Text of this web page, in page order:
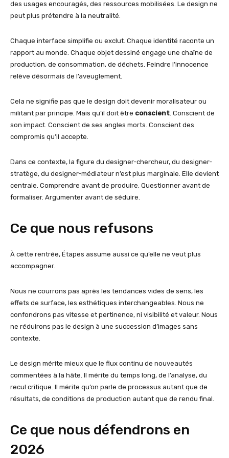
des usages encouragés, des ressources mobilisées. Le design ne
peut plus prétendre à la neutralité.
Chaque interface simplifie ou exclut. Chaque identité raconte un
rapport au monde. Chaque objet dessiné engage une chaîne de
production, de consommation, de déchets. Feindre l’innocence
relève désormais de l’aveuglement.
Cela ne signifie pas que le design doit devenir moralisateur ou
militant par principe. Mais qu’il doit être conscient. Conscient de
son impact. Conscient de ses angles morts. Conscient des
compromis qu’il accepte.
Dans ce contexte, la figure du designer-chercheur, du designer-
stratège, du designer-médiateur n’est plus marginale. Elle devient
centrale. Comprendre avant de produire. Questionner avant de
formaliser. Argumenter avant de séduire.
Ce que nous refusons
À cette rentrée, Étapes assume aussi ce qu’elle ne veut plus
accompagner.
Nous ne courrons pas après les tendances vides de sens, les
effets de surface, les esthétiques interchangeables. Nous ne
confondrons pas vitesse et pertinence, ni visibilité et valeur. Nous
ne réduirons pas le design à une succession d’images sans
contexte.
Le design mérite mieux que le flux continu de nouveautés
commentées à la hâte. Il mérite du temps long, de l’analyse, du
recul critique. Il mérite qu’on parle de processus autant que de
résultats, de conditions de production autant que de rendu final.
Ce que nous défendrons en
2026